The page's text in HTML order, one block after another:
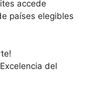
accede
países elegibles
del